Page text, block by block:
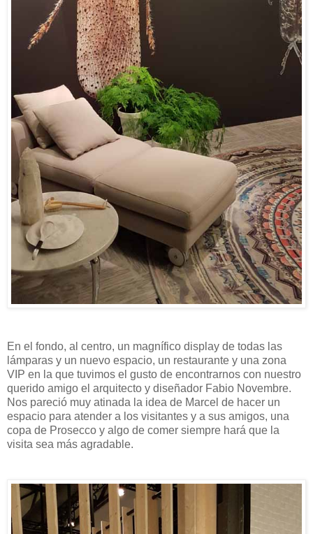
En el fondo, al centro, un magnífico display de todas las
lámparas y un nuevo espacio, un restaurante y una zona
VIP en la que tuvimos el gusto de encontrarnos con nuestro
querido amigo el arquitecto y diseñador Fabio Novembre.
Nos pareció muy atinada la idea de Marcel de hacer un
espacio para atender a los visitantes y a sus amigos, una
copa de Prosecco y algo de comer siempre hará que la
visita sea más agradable.